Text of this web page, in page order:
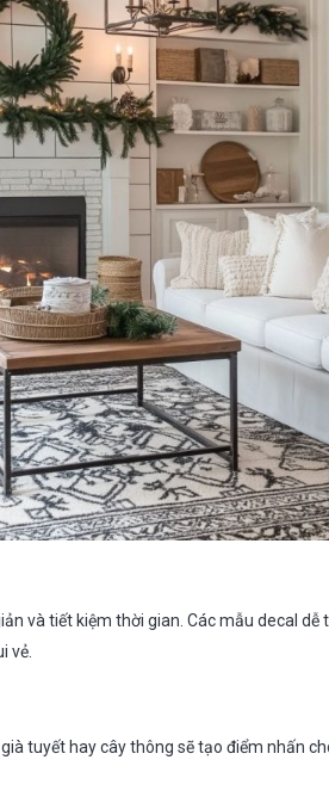
và tiết kiệm thời gian. Các mẫu decal
vẻ.
tuyết hay cây thông sẽ tạo điểm nhấn